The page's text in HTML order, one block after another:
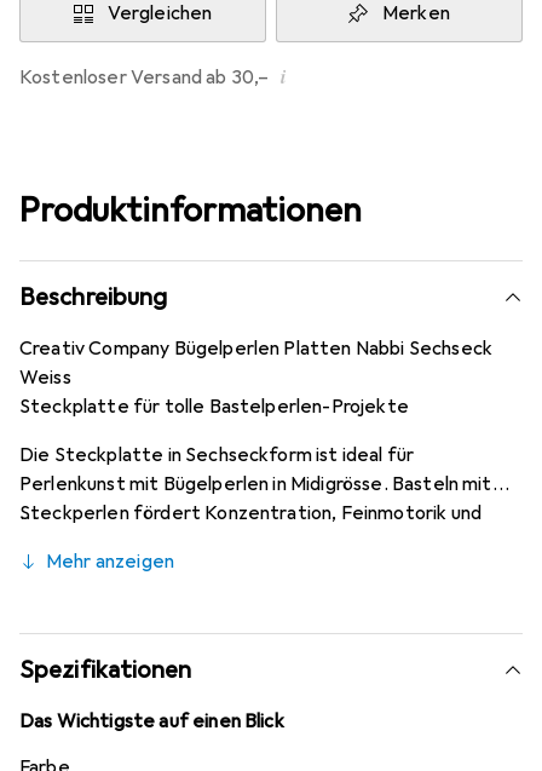
Vergleichen Merken
Kostenloser Versand ab 30,– i
Produktinformationen
Beschreibung
Creativ Company Bügelperlen Platten Nabbi Sechseck
Weiss
Steckplatte für tolle Bastelperlen-Projekte
Die Steckplatte in Sechseckform ist ideal für
Perlenkunst mit Bügelperlen in Midigrösse. Basteln mit
Steckperlen fördert Konzentration, Feinmotorik und
aus biologisch abbaubarem Material Biodolomer trägt es
der globalen Erwärmung entgegen.
Mehr anzeigen
Spezifikationen
Das Wichtigste auf einen Blick